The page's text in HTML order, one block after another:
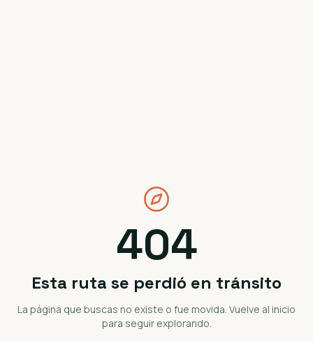
404
Esta ruta se perdió en tránsito
La página que buscas no existe o fue movida. Vuelve al inicio
para seguir explorando.